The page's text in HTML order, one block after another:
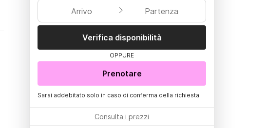
Arrivo Partenza
Verifica disponibilità
OPPURE
Prenotare
Sarai addebitato solo in caso di conferma della richiesta
Consulta i prezzi